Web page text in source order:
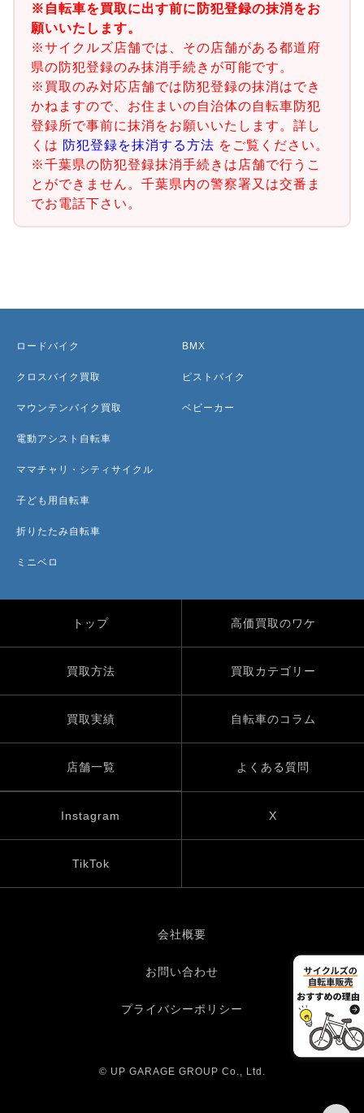
※自転車を買取に出す前に防犯登録の抹消をお
願いいたします。
※サイクルズ店舗では、その店舗がある都道府
県の防犯登録のみ抹消手続きが可能です。
※買取のみ対応店舗では防犯登録の抹消はでき
かねますので、お住まいの自治体の自転車防犯
登録所で事前に抹消をお願いいたします。詳し
くは 防犯登録を抹消する方法 をご覧ください。
※千葉県の防犯登録抹消手続きは店舗で行うこ
とができません。千葉県内の警察署又は交番ま
でお電話下さい。
ロードバイク
クロスバイク買取
マウンテンバイク買取
電動アシスト自転車
ママチャリ・シティサイクル
子ども用自転車
折りたたみ自転車
ミニベロ
BMX
ピストバイク
ベビーカー
トップ 高価買取のワケ
買取方法 買取カテゴリー
買取実績 自転車のコラム
店舗一覧 よくある質問
Instagram X
TikTok
会社概要
お問い合わせ
プライバシーポリシー
© UP GARAGE GROUP Co., Ltd.